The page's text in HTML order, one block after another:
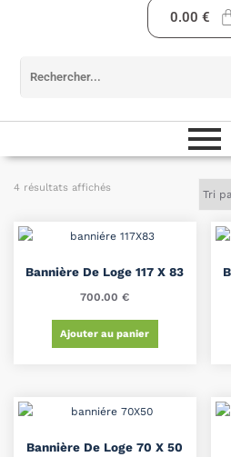
0.00 €
4 résultats affichés
Bannière De Loge 117 X 83
700.00€
Ajouter au panier
Bannière De Loge 70 X 50